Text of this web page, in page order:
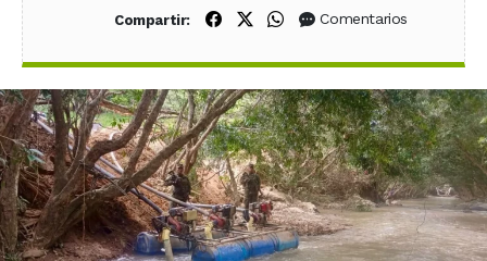
Compartir: Compartir en Facebook
Compartir en X (Twitter)
Compartir en WhatsApp
Comentarios